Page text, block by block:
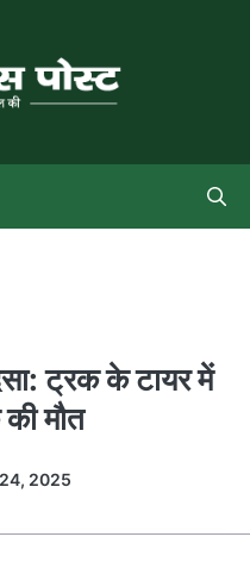
ट्रक के टायर में
मौत
2025